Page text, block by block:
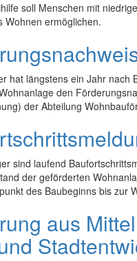
soll Menschen mit
Wohnen ermöglichen.
hat längstens ein Jahr nach
den
der Abteilung
sind laufend
der geförderten
des Baubeginns bis zur
aus